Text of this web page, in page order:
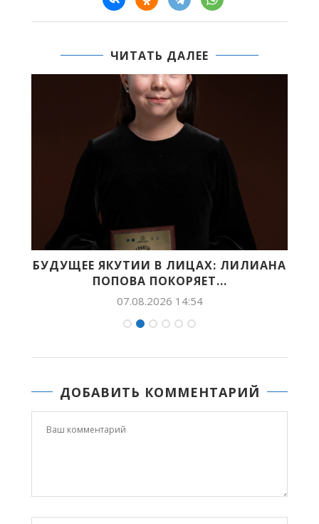
ЧИТАТЬ ДАЛЕЕ
БУДУЩЕЕ ЯКУТИИ В ЛИЦАХ: ЛИЛИАНА
ПОПОВА ПОКОРЯЕТ...
07.08.2026 14:54
ДОБАВИТЬ КОММЕНТАРИЙ